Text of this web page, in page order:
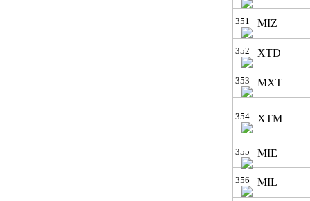
351 MIZ
352 XTD
353 MXT
354 XTM
355 MIE
356 MIL